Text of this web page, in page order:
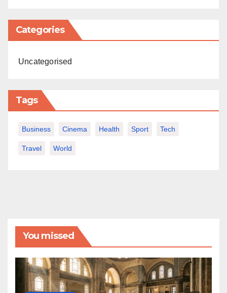
Categories
Uncategorised
Tags
Business Cinema Health Sport Tech
Travel World
You missed